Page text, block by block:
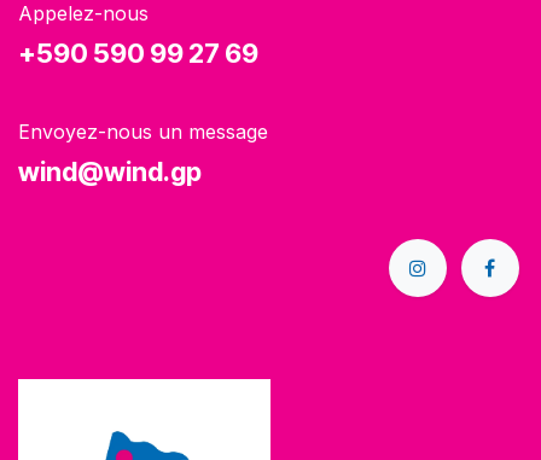
Appelez-nous
+590 590 99 27 69
Envoyez-nous un message
wind@wind.gp